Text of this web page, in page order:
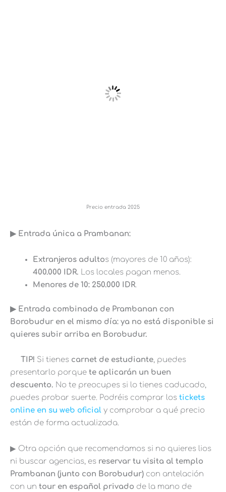
Precio entrada 2025
▶︎ Entrada única a Prambanan:
Extranjeros adultos (mayores de 10 años):
400.000 IDR. Los locales pagan menos.
Menores de 10: 250.000 IDR.
▶︎ Entrada combinada de Prambanan con
Borobudur en el mismo día: ya no está disponible si
quieres subir arriba en Borobudur.
TIP! Si tienes carnet de estudiante, puedes
presentarlo porque te aplicarán un buen
descuento. No te preocupes si lo tienes caducado,
puedes probar suerte. Podréis comprar los tickets
online en su web oficial y comprobar a qué precio
están de forma actualizada.
▶︎ Otra opción que recomendamos si no quieres lios
ni buscar agencias, es reservar tu visita al templo
Prambanan (junto con Borobudur) con antelación
con un tour en español privado de la mano de